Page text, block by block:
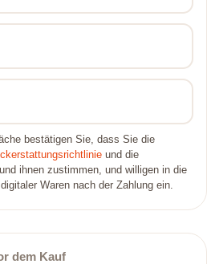
bestätigen Sie, dass Sie die
und die
ihnen zustimmen, und willigen in die
Waren nach der Zahlung ein.
dem Kauf